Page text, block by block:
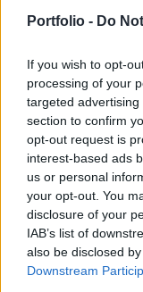
Portfolio - Do
If you wish to opt-
processing of your
targeted
section to confirm
opt-out request is
interest-based ads
us or personal
your opt-out. You
disclosure of your
IAB’s list of
also be disclosed
Downstream
2026. július 13. 18:06
Váratlanul
óriás arca,
Donald Tang, a
vállalat nyilvános
folytatja munkáját,